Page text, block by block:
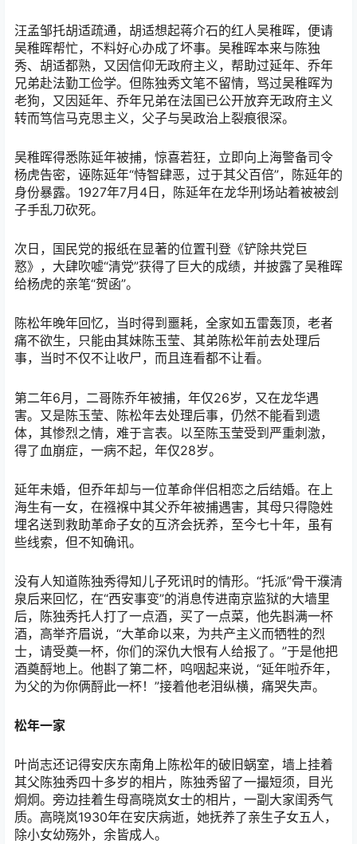
汪孟邹托胡适疏通，胡适想起蒋介石的红人吴稚晖，便请
吴稚晖帮忙，不料好心办成了坏事。吴稚晖本来与陈独
秀、胡适都熟，又因信仰无政府主义，帮助过延年、乔年
兄弟赴法勤工俭学。但陈独秀文笔不留情，骂过吴稚晖为
老狗，又因延年、乔年兄弟在法国已公开放弃无政府主义
转而笃信马克思主义，父子与吴政治上裂痕很深。
吴稚晖得悉陈延年被捕，惊喜若狂，立即向上海警备司令
杨虎告密，诬陈延年“恃智肆恶，过于其父百倍”，陈延年的
身份暴露。1927年7月4日，陈延年在龙华刑场站着被被刽
子手乱刀砍死。
次日，国民党的报纸在显著的位置刊登《铲除共党巨
憝》，大肆吹嘘“清党”获得了巨大的成绩，并披露了吴稚晖
给杨虎的亲笔“贺函”。
陈松年晚年回忆，当时得到噩耗，全家如五雷轰顶，老者
痛不欲生，只能由其妹陈玉莹、其弟陈松年前去处理后
事，当时不仅不让收尸，而且连看都不让看。
第二年6月，二哥陈乔年被捕，年仅26岁，又在龙华遇
害。又是陈玉莹、陈松年去处理后事，仍然不能看到遗
体，其惨烈之情，难于言表。以至陈玉莹受到严重刺激，
得了血崩症，一病不起，年仅28岁。
延年未婚，但乔年却与一位革命伴侣相恋之后结婚。在上
海生有一女，在襁褓中其父乔年被捕遇害，其母只得隐姓
埋名送到救助革命子女的互济会抚养，至今七十年，虽有
些线索，但不知确讯。
没有人知道陈独秀得知儿子死讯时的情形。“托派”骨干濮清
泉后来回忆，在“西安事变”的消息传进南京监狱的大墙里
后，陈独秀托人打了一点酒，买了一点菜，他先斟满一杯
酒，高举齐眉说，“大革命以来，为共产主义而牺牲的烈
士，请受奠一杯，你们的深仇大恨有人给报了。”于是他把
酒奠酹地上。他斟了第二杯，呜咽起来说，“延年啦乔年，
为父的为你俩酹此一杯！”接着他老泪纵横，痛哭失声。
松年一家
叶尚志还记得安庆东南角上陈松年的破旧蜗室，墙上挂着
其父陈独秀四十多岁的相片，陈独秀留了一撮短须，目光
炯炯。旁边挂着生母高晓岚女士的相片，一副大家闺秀气
质。高晓岚1930年在安庆病逝，她抚养了亲生子女五人，
除小女幼殇外，余皆成人。